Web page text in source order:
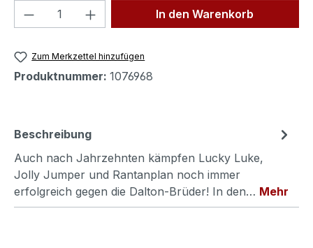
Produkt Anzahl: Gib denIn den Warenkorb
Zum Merkzettel hinzufügen
Produktnummer: 1076968
Beschreibung
Auch nach Jahrzehnten kämpfen Lucky Luke,
Jolly Jumper und Rantanplan noch immer
erfolgreich gegen die Dalton-Brüder! In den… Mehr